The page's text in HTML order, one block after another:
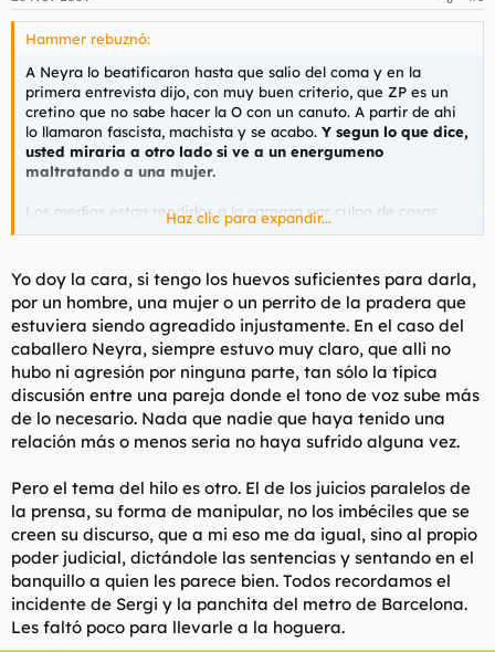
Hammer rebuznó:
A Neyra lo beatificaron hasta que salio del coma y en la
primera entrevista dijo, con muy buen criterio, que ZP es un
cretino que no sabe hacer la O con un canuto. A partir de ahi
lo llamaron fascista, machista y se acabo. Y segun lo que dice,
usted miraria a otro lado si ve a un energumeno
maltratando a una mujer.
Los medios estan rendidos a la carnaza por culpa de cosas
como el Ministerio de Igual-da. Son progre-medios
cometidos por inmigrantes y magnifican cualquier
comportamiento que se salga de los planes del Estado
progresista.
Haz clic para expandir...
Yo doy la cara, si tengo los huevos suficientes para darla,
por un hombre, una mujer o un perrito de la pradera que
estuviera siendo agreadido injustamente. En el caso del
caballero Neyra, siempre estuvo muy claro, que alli no
hubo ni agresión por ninguna parte, tan sólo la típica
discusión entre una pareja donde el tono de voz sube más
de lo necesario. Nada que nadie que haya tenido una
relación más o menos seria no haya sufrido alguna vez.
Pero el tema del hilo es otro. El de los juicios paralelos de
la prensa, su forma de manipular, no los imbéciles que se
creen su discurso, que a mi eso me da igual, sino al propio
poder judicial, dictándole las sentencias y sentando en el
banquillo a quien les parece bien. Todos recordamos el
incidente de Sergi y la panchita del metro de Barcelona.
Les faltó poco para llevarle a la hoguera.